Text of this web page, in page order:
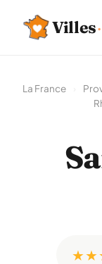
Villes·
La France
★ ★